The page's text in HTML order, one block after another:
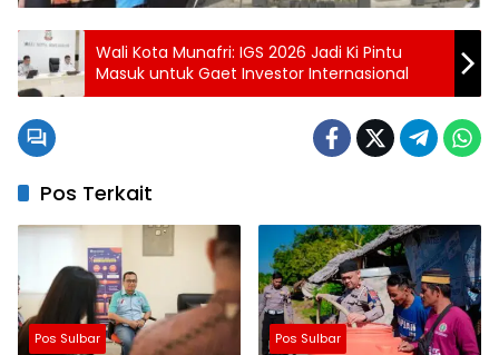
Wali Kota Munafri: IGS 2026 Jadi Ki Pintu
Masuk untuk Gaet Investor Internasional
Pos Terkait
Pos Sulbar Pos Sulbar